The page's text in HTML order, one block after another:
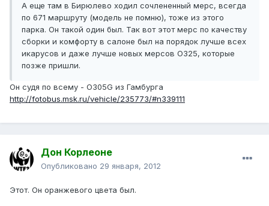
А еще там в Бирюлево ходил сочлененный мерс, всегда
по 671 маршруту (модель не помню), тоже из этого
парка. Он такой один был. Так вот этот мерс по качеству
сборки и комфорту в салоне был на порядок лучше всех
икарусов и даже лучше новых мерсов О325, которые
позже пришли.
Он судя по всему - O305G из Гамбурга
http://fotobus.msk.ru/vehicle/235773/#n339111
Дон Корлеоне
Опубликовано 29 января, 2012
Этот. Он оранжевого цвета был.